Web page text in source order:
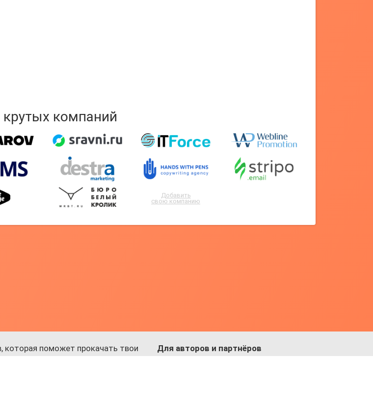
компаний
Добавить
свою компанию
поможет прокачать твои
Для авторов и партнёров